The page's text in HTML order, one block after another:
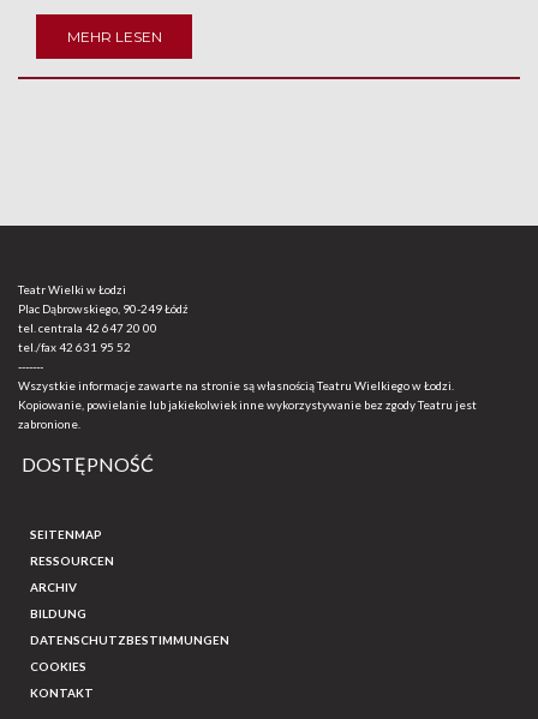
MEHR LESEN
Teatr Wielki w Łodzi
Plac Dąbrowskiego, 90-249 Łódź
tel. centrala 42 647 20 00
tel./fax42 631 95 52
-------
Wszystkie informacje zawarte na stronie są własnością Teatru Wielkiego w Łodzi.
Kopiowanie, powielanie lub jakiekolwiek inne wykorzystywanie bez zgody Teatru jest
zabronione.
DOSTĘPNOŚĆ
SEITENMAP
RESSOURCEN
ARCHIV
BILDUNG
DATENSCHUTZBESTIMMUNGEN
COOKIES
KONTAKT